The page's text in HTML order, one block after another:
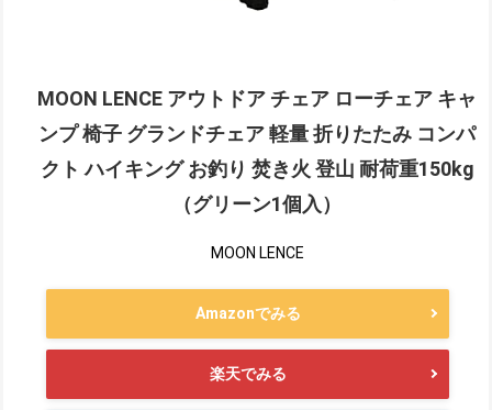
MOON LENCE アウトドア チェア ローチェア キャ
ンプ 椅子 グランドチェア 軽量 折りたたみ コンパ
クト ハイキング お釣り 焚き火 登山 耐荷重150kg
（グリーン1個入）
MOON LENCE
Amazonでみる
楽天でみる